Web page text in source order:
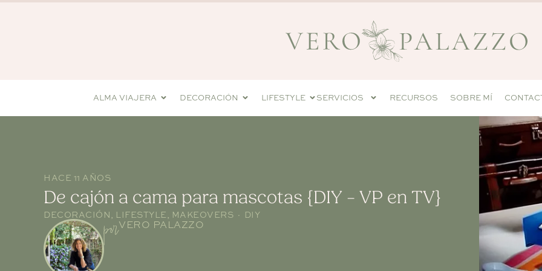
ALMA VIAJERA DECORACIÓN LIFESTYLE SERVICIOS RECURSOS SOBRE MÍ
HACE 11 AÑOS
De cajón a cama para mascotas {DIY – VP en TV}
DECORACIÓN LIFESTYLE MAKEOVERS · DIY
porVERO PALAZZO